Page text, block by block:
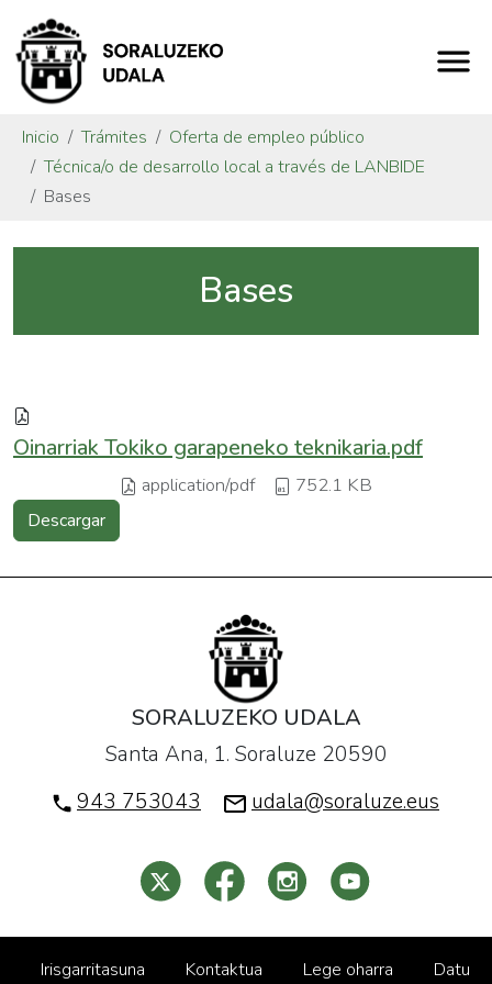
Inicio Trámites
Oferta de empleo público
Técnica/o de desarrollo local a través de LANBIDE
Bases
Bases
Oinarriak Tokiko garapeneko teknikaria.pdf
application/pdf 752.1 KB
Descargar
SORALUZEKO UDALA
Santa Ana, 1. Soraluze 20590
943 753043
udala@soraluze.eus
Irisgarritasuna Kontaktua Lege oharra Datu